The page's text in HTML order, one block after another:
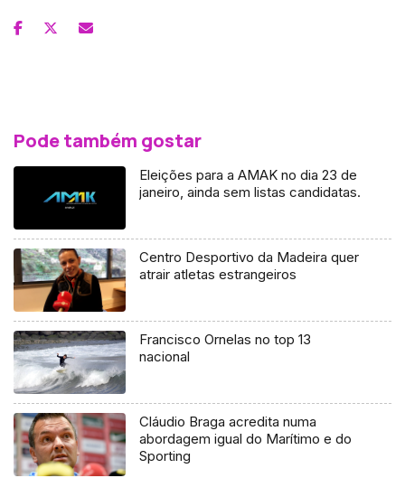
Pode também gostar
Eleições para a AMAK no dia 23 de
janeiro, ainda sem listas candidatas.
Centro Desportivo da Madeira quer
atrair atletas estrangeiros
Francisco Ornelas no top 13
nacional
Cláudio Braga acredita numa
abordagem igual do Marítimo e do
Sporting